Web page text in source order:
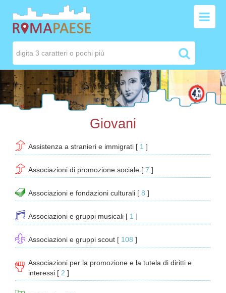
Giovani
Assistenza a stranieri e immigrati [ 1 ]
Associazioni di promozione sociale [ 7 ]
Associazioni e fondazioni culturali [ 8 ]
Associazioni e gruppi musicali [ 1 ]
Associazioni e gruppi scout [ 108 ]
Associazioni per la promozione e la tutela di diritti e
interessi [ 2 ]